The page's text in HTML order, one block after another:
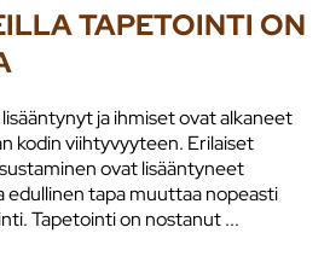
TAPETOINTI ON
ja ihmiset ovat alkaneet
kodin viihtyvyyteen. Erilaiset
ovat lisääntyneet
edullinen tapa muuttaa nopeasti
Tapetointi on nostanut ...